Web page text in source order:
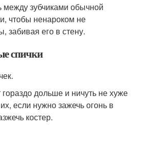
между зубчиками обычной
чтобы ненароком не
забивая его в стену.
спички
гораздо дольше и ничуть не хуже
если нужно зажечь огонь в
костер.